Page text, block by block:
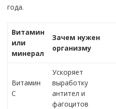
года.
Витамин
или
минерал
Зачем нужен
организму
Витамин
С
Ускоряет
выработку
антител и
фагоцитов